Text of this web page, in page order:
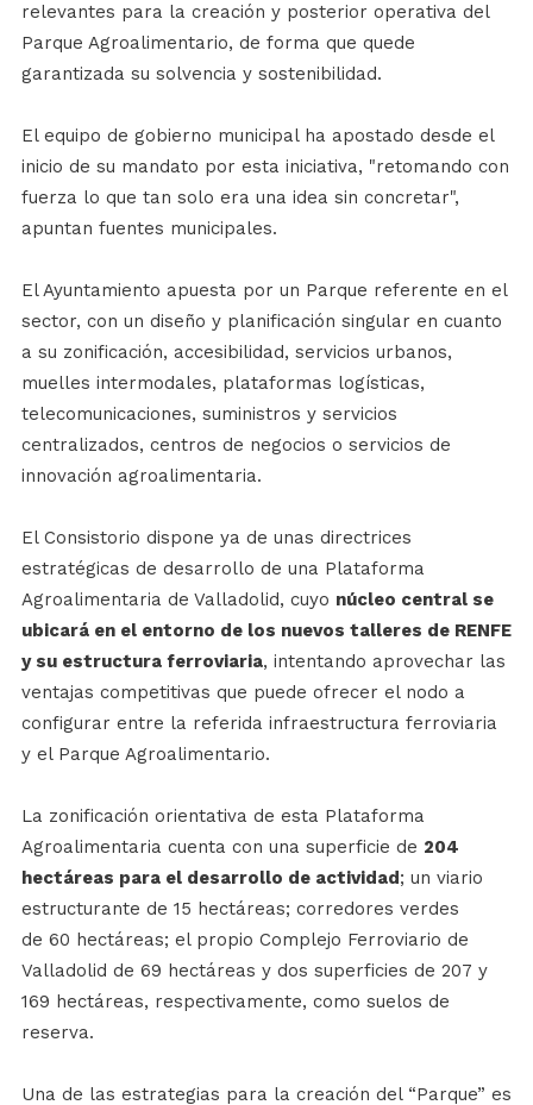
relevantes para la creación y posterior operativa del
Parque Agroalimentario, de forma que quede
garantizada su solvencia y sostenibilidad.
El equipo de gobierno municipal ha apostado desde el
inicio de su mandato por esta iniciativa, "retomando con
fuerza lo que tan solo era una idea sin concretar",
apuntan fuentes municipales.
El Ayuntamiento apuesta por un Parque referente en el
sector, con un diseño y planificación singular en cuanto
a su zonificación, accesibilidad, servicios urbanos,
muelles intermodales, plataformas logísticas,
telecomunicaciones, suministros y servicios
centralizados, centros de negocios o servicios de
innovación agroalimentaria.
El Consistorio dispone ya de unas directrices
estratégicas de desarrollo de una Plataforma
Agroalimentaria de Valladolid, cuyo núcleo central se
ubicará en el entorno de los nuevos talleres de RENFE
y su estructura ferroviaria, intentando aprovechar las
ventajas competitivas que puede ofrecer el nodo a
configurar entre la referida infraestructura ferroviaria
y el Parque Agroalimentario.
La zonificación orientativa de esta Plataforma
Agroalimentaria cuenta con una superficie de 204
hectáreas para el desarrollo de actividad ; un viario
estructurante de 15 hectáreas; corredores verdes
de 60 hectáreas; el propio Complejo Ferroviario de
Valladolid de 69 hectáreas y dos superficies de 207 y
169 hectáreas, respectivamente, como suelos de
reserva.
Una de las estrategias para la creación del “Parque” es